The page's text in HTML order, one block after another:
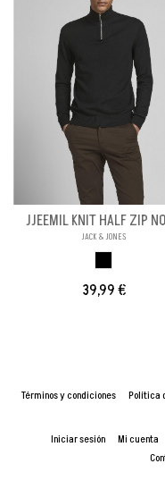
JJEEMIL KNIT HALF ZIP
JACK & JONES
39,99 €
Términos y condiciones Política
Iniciar sesión Mi cuenta